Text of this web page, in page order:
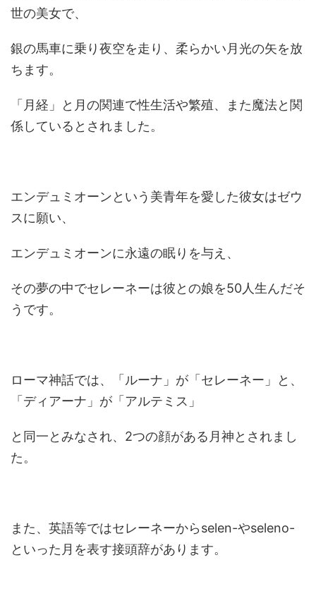
世の美女で、
銀の馬車に乗り夜空を走り、柔らかい月光の矢を放
ちます。
「月経」と月の関連で性生活や繁殖、また魔法と関
係しているとされました。
エンデュミオーンという美青年を愛した彼女はゼウ
スに願い、
エンデュミオーンに永遠の眠りを与え、
その夢の中でセレーネーは彼との娘を50人生んだそ
うです。
ローマ神話では、「ルーナ」が「セレーネー」と、
「ディアーナ」が「アルテミス」
と同一とみなされ、2つの顔がある月神とされまし
た。
また、英語等ではセレーネーからselen-やseleno-
といった月を表す接頭辞があります。